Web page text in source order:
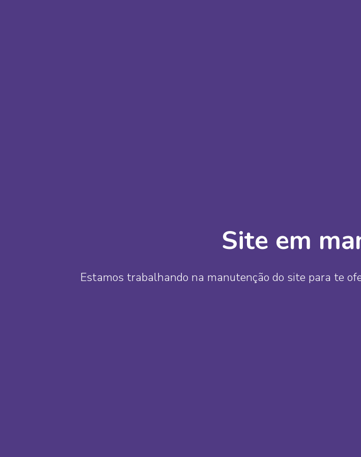
Site em
Estamos trabalhando na manutenção do site para te